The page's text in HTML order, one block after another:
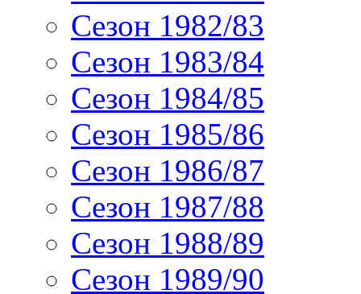
Сезон 1982/83
Сезон 1983/84
Сезон 1984/85
Сезон 1985/86
Сезон 1986/87
Сезон 1987/88
Сезон 1988/89
Сезон 1989/90